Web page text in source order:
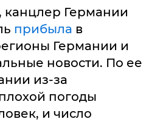
канцлер Германии
прибыла в
Германии и
новости. По ее
из-за
погоды
и число